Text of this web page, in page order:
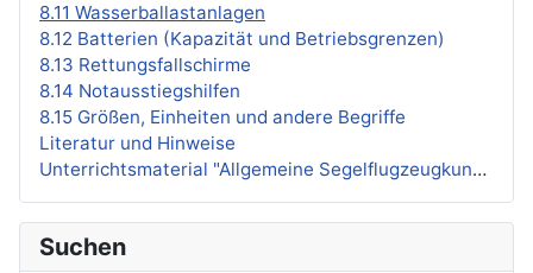
8.11 Wasserballastanlagen
8.12 Batterien (Kapazität und Betriebsgrenzen)
8.13 Rettungsfallschirme
8.14 Notausstiegshilfen
8.15 Größen, Einheiten und andere Begriffe
Literatur und Hinweise
Unterrichtsmaterial "Allgemeine Segelflugzeugkunde"
Suchen